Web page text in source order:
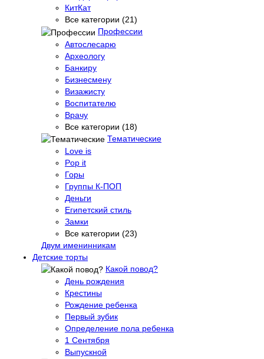
КитКат
Все категории (21)
Профессии
Автослесарю
Археологу
Банкиру
Бизнесмену
Визажисту
Воспитателю
Врачу
Все категории (18)
Тематические
Love is
Pop it
Горы
Группы К-ПОП
Деньги
Египетский стиль
Замки
Все категории (23)
Двум именинникам
Детские торты
Какой повод?
День рождения
Крестины
Рождение ребенка
Первый зубик
Определение пола ребенка
1 Сентября
Выпускной